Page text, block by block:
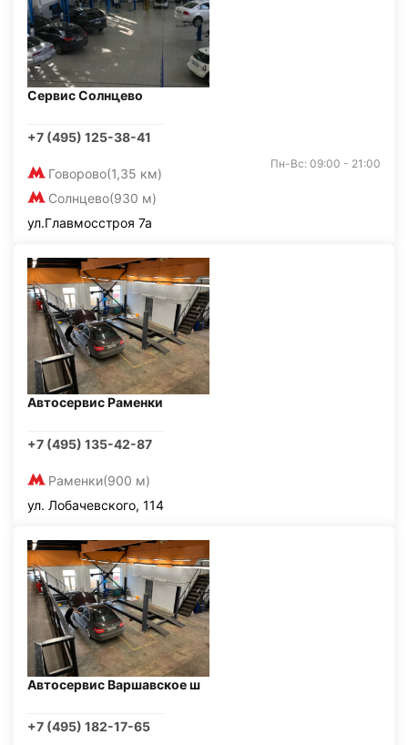
Сервис Солнцево
+7 (495) 125-38-41
Говорово(1,35 км)
Солнцево(930 м)
Пн-Вс: 09:00 - 21:00
ул.Главмосстроя 7а
Автосервис Раменки
+7 (495) 135-42-87
Раменки(900 м)
ул. Лобачевского, 114
Автосервис Варшавское ш
+7 (495) 182-17-65